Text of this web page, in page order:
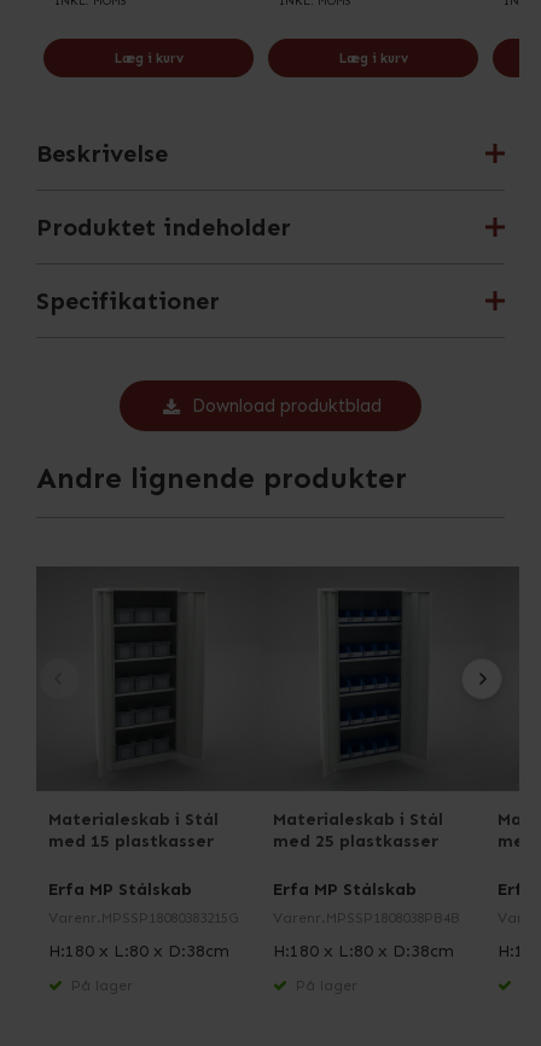
Læg i kurv Læg i kurv
Beskrivelse
Produktet indeholder
Specifikationer
Download produktblad
Andre lignende produkter
Materialeskab i Stål
med 15 plastkasser
Erfa MP Stålskab
Varenr. MPSSP18080383215G
H:180 x L:80 x D:38cm
På lager
Materialeskab i Stål
med 25 plastkasser
Erfa MP Stålskab
Varenr. MPSSP1808038PB4B
H:180 x L:80 x D:38cm
På lager
med
Erfa